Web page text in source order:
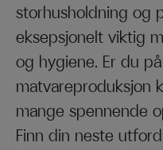
storhusholdning og
eksepsjonelt viktig
og hygiene. Er du
matvareproduksjon
mange spennende
Finn din neste